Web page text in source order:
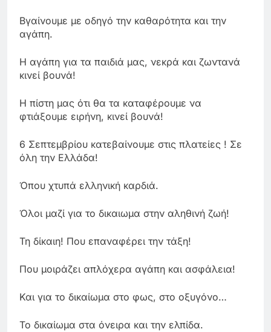
Βγαίνουμε με οδηγό την καθαρότητα και την
αγάπη.
Η αγάπη για τα παιδιά μας, νεκρά και ζωντανά
κινεί βουνά!
Η πίστη μας ότι θα τα καταφέρουμε να
φτιάξουμε ειρήνη, κινεί βουνά!
6 Σεπτεμβρίου κατεβαίνουμε στις πλατείες ! Σε
όλη την Ελλάδα!
Όπου χτυπά ελληνική καρδιά.
Όλοι μαζί για το δικαιωμα στην αληθινή ζωή!
Τη δίκαιη! Που επαναφέρει την τάξη!
Που μοιράζει απλόχερα αγάπη και ασφάλεια!
Και για το δικαίωμα στο φως, στο οξυγόνο…
Το δικαίωμα στα όνειρα και την ελπίδα.